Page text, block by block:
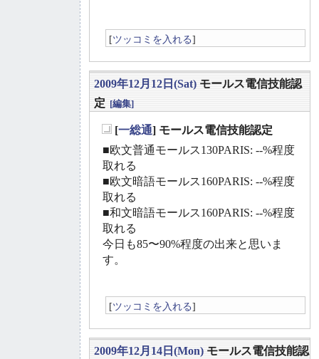
[ツッコミを入れる]
2009年12月12日(Sat) モールス電信技能認
定 [編集]
[一総通] モールス電信技能認定
■欧文普通モールス130PARIS: --%程度
取れる
■欧文暗語モールス160PARIS: --%程度
取れる
■和文暗語モールス160PARIS: --%程度
取れる
今日も85〜90%程度の出来と思いま
す。
[ツッコミを入れる]
2009年12月14日(Mon) モールス電信技能認